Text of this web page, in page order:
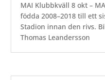
MAI Klubbkväll 8 okt –
födda 2008–2018 till ett
Stadion innan den rivs.
Thomas Leandersson